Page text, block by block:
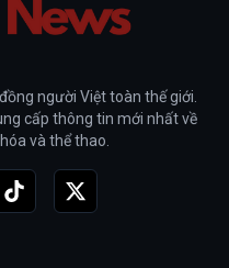
người Việt toàn thế giới.
cấp thông tin mới nhất về
và thể thao.